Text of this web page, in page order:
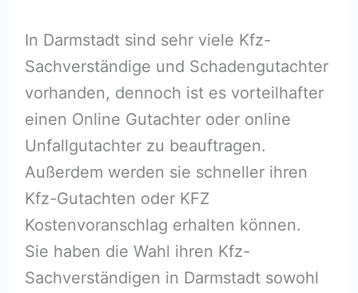
In Darmstadt sind sehr viele Kfz-
Sachverständige und Schadengutachter
vorhanden, dennoch ist es vorteilhafter
einen Online Gutachter oder online
Unfallgutachter zu beauftragen.
Außerdem werden sie schneller ihren
Kfz-Gutachten oder KFZ
Kostenvoranschlag erhalten können.
Sie haben die Wahl ihren Kfz-
Sachverständigen in Darmstadt sowohl